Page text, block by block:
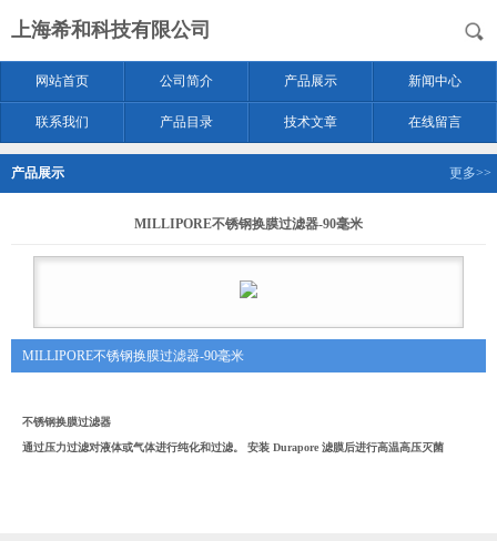
上海希和科技有限公司
网站首页 公司简介 产品展示 新闻中心
联系我们 产品目录 技术文章 在线留言
产品展示 更多>>
MILLIPORE不锈钢换膜过滤器-90毫米
MILLIPORE不锈钢换膜过滤器-90毫米
不锈钢换膜过滤器
通过压力过滤对液体或气体进行纯化和过滤。 安装 Durapore 滤膜后进行高温高压灭菌